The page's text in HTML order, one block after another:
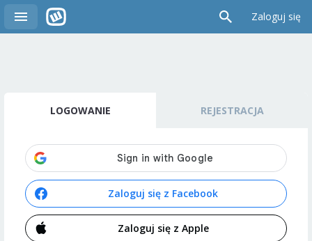
Zaloguj się
LOGOWANIE REJESTRACJA
Zaloguj się z Facebook
Zaloguj się z Apple